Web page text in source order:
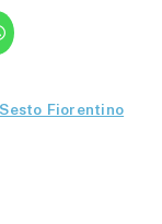
Fai
clic
per
(Si
apre
Sesto Fiorentino